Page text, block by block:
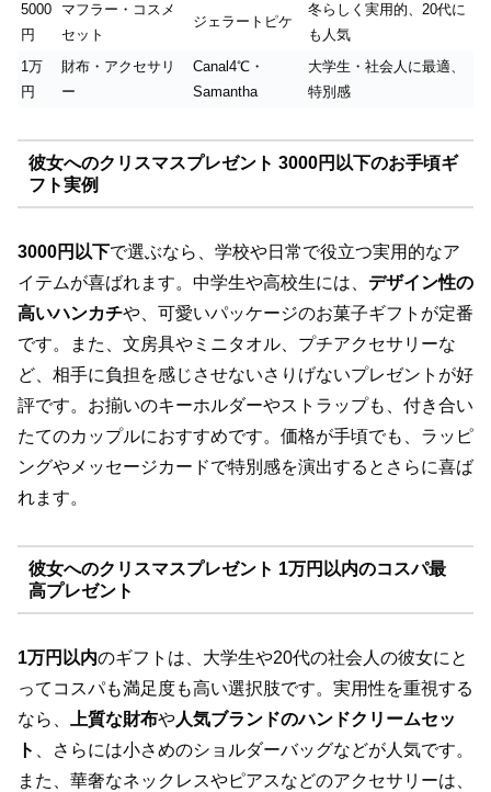
5000
円
マフラー・コスメ
セット
ジェラートピケ
冬らしく実用的、20代に
も人気
1万
円
財布・アクセサリ
ー
Canal4℃・
Samantha
大学生・社会人に最適、
特別感
彼女へのクリスマスプレゼント 3000円以下のお手頃ギ
フト実例
3000円以下で選ぶなら、学校や日常で役立つ実用的なア
イテムが喜ばれます。中学生や高校生には、 デザイン性の
高いハンカチや、可愛いパッケージのお菓子ギフトが定番
です。また、文房具やミニタオル、プチアクセサリーな
ど、相手に負担を感じさせないさりげないプレゼントが好
評です。お揃いのキーホルダーやストラップも、付き合い
たてのカップルにおすすめです。価格が手頃でも、ラッピ
ングやメッセージカードで特別感を演出するとさらに喜ば
れます。
彼女へのクリスマスプレゼント 1万円以内のコスパ最
高プレゼント
1万円以内のギフトは、大学生や20代の社会人の彼女にと
ってコスパも満足度も高い選択肢です。実用性を重視する
なら、
上質な財布や人気ブランドのハンドクリームセッ
ト
、さらには小さめのショルダーバッグなどが人気です。
また、華奢なネックレスやピアスなどのアクセサリーは、